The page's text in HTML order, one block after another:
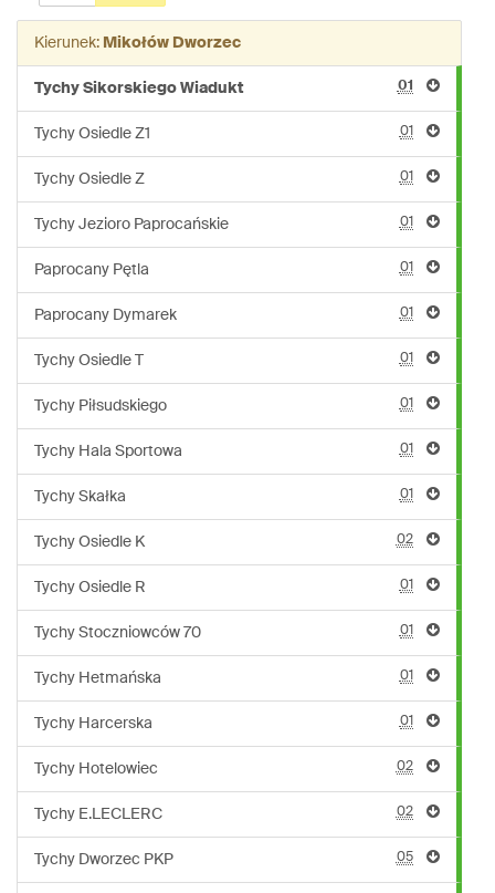
linii:
268
Kierunek: Mikołów Dworzec
Tychy Sikorskiego Wiadukt 01
Tychy Osiedle Z1 01
Tychy Osiedle Z 01
Tychy Jezioro Paprocańskie 01
Paprocany Pętla 01
Paprocany Dymarek 01
Tychy Osiedle T 01
Tychy Piłsudskiego 01
Tychy Hala Sportowa 01
Tychy Skałka 01
Tychy Osiedle K 02
Tychy Osiedle R 01
Tychy Stoczniowców 70 01
Tychy Hetmańska 01
Tychy Harcerska 01
Tychy Hotelowiec 02
Tychy E.LECLERC 02
Tychy Dworzec PKP 05